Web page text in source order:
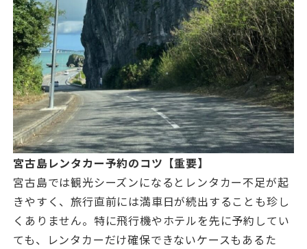
宮古島レンタカー予約のコツ【重要】
宮古島では観光シーズンになるとレンタカー不足が起
きやすく、旅行直前には満車日が続出することも珍し
くありません。特に飛行機やホテルを先に予約してい
ても、レンタカーだけ確保できないケースもあるた